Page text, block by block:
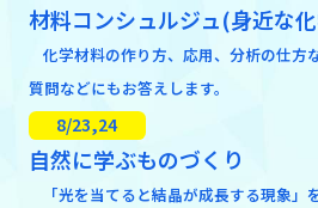
材料コンシュルジュ(身近な
化学材料の作り方、応用、分析の仕方
質問などにもお答えします。
8/23,24
自然に学ぶものづくり
「光を当てると結晶が成長する現象